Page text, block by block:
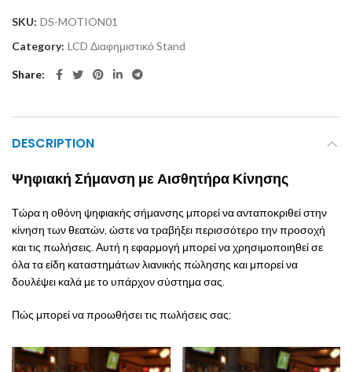
SKU: DS-MOTION01
Category: LCD Διαφημιστικό Stand
Share
DESCRIPTION
Ψηφιακή Σήμανση με Αισθητήρα Κίνησης
Τώρα η οθόνη ψηφιακής σήμανσης μπορεί να ανταποκριθεί στην
κίνηση των θεατών, ώστε να τραβήξει περισσότερο την προσοχή
και τις πωλήσεις. Αυτή η εφαρμογή μπορεί να χρησιμοποιηθεί σε
όλα τα είδη καταστημάτων λιανικής πώλησης και μπορεί να
δουλέψει καλά με το υπάρχον σύστημα σας.
Πώς μπορεί να προωθήσει τις πωλήσεις σας;